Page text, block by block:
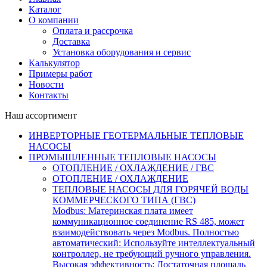
Каталог
О компании
Оплата и рассрочка
Доставка
Установка оборудования и сервис
Калькулятор
Примеры работ
Новости
Контакты
Наш ассортимент
ИНВЕРТОРНЫЕ ГЕОТЕРМАЛЬНЫЕ ТЕПЛОВЫЕ
НАСОСЫ
ПРОМЫШЛЕННЫЕ ТЕПЛОВЫЕ НАСОСЫ
ОТОПЛЕНИЕ / ОХЛАЖДЕНИЕ / ГВС
ОТОПЛЕНИЕ / ОХЛАЖДЕНИЕ
ТЕПЛОВЫЕ НАСОСЫ ДЛЯ ГОРЯЧЕЙ ВОДЫ
КОММЕРЧЕСКОГО ТИПА (ГВС)
Modbus: Материнская плата имеет
коммуникационное соединение RS 485, может
взаимодействовать через Modbus. Полностью
автоматический: Используйте интеллектуальный
контроллер, не требующий ручного управления.
Высокая эффективность: Достаточная площадь